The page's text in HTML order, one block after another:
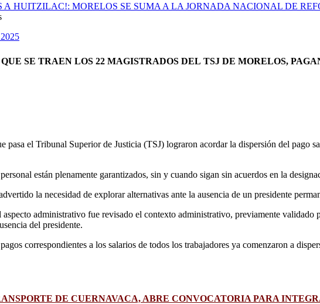
A HUITZILAC!: MORELOS SE SUMA A LA JORNADA NACIONAL DE
SE TRAEN LOS 22 MAGISTRADOS DEL TSJ DE MORELOS,
pasa el Tribunal Superior de Justicia (TSJ) lograron acordar la dispersión del pago
están plenamente garantizados, sin y cuando sigan sin acuerdos en la
la necesidad de explorar alternativas ante la ausencia de un presidente
administrativo fue revisado el contexto administrativo, previamente
del presidente.
correspondientes a los salarios de todos los trabajadores ya comenzaron a
DE CUERNAVACA, ABRE CONVOCATORIA PARA